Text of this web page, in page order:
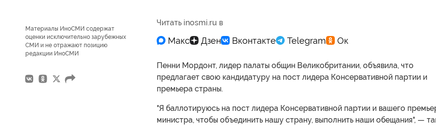
Материалы ИноСМИ содержат
оценки исключительно зарубежных
СМИ и не отражают позицию
редакции ИноСМИ
Читать inosmi.ru в
Пенни Мордонт, лидер палаты общин Великобритании, объявила, что
предлагает свою кандидатуру на пост лидера Консервативной партии и
премьера страны.
"Я баллотируюсь на пост лидера Консервативной партии и вашего
министра, чтобы объединить нашу страну, выполнить наши обещания", —